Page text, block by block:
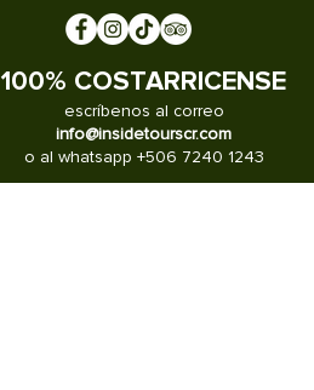
100% COSTARRICENSE
escríbenos al correo
info@insidetourscr.com
o al whatsapp +506 7240 1243